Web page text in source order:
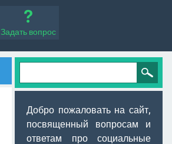
Задать вопрос
Добро пожаловать на сайт,
посвященный вопросам и
ответам про социальные